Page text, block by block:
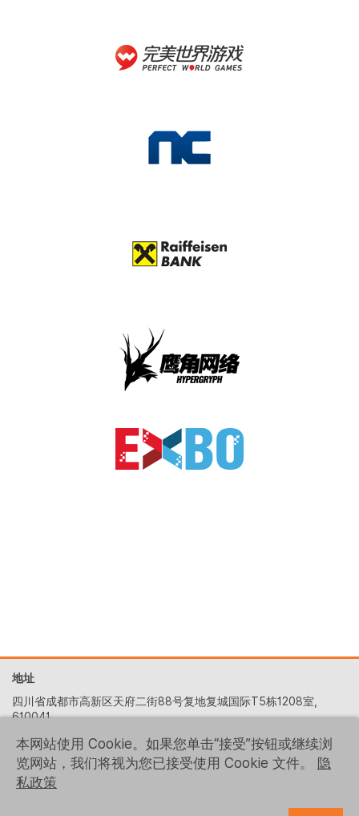
地址
四川省成都市高新区天府二街88号复地复城国际T5栋1208室,
610041
+86 (028) 6522-5329
contact-us@logrusit.com
我们的网站
本网站使用 Cookie。如果您单击“接受”按钮或继续浏
览网站，我们将视为您已接受使用 Cookie 文件。 隐
私政策